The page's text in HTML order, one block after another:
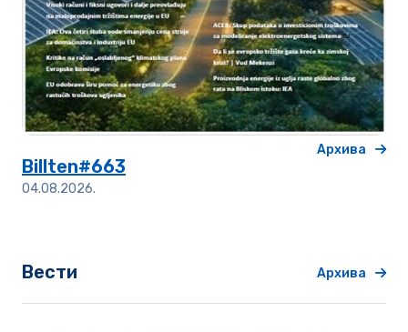
Billten#663
04.08.2026.
Архива
Вести Архива